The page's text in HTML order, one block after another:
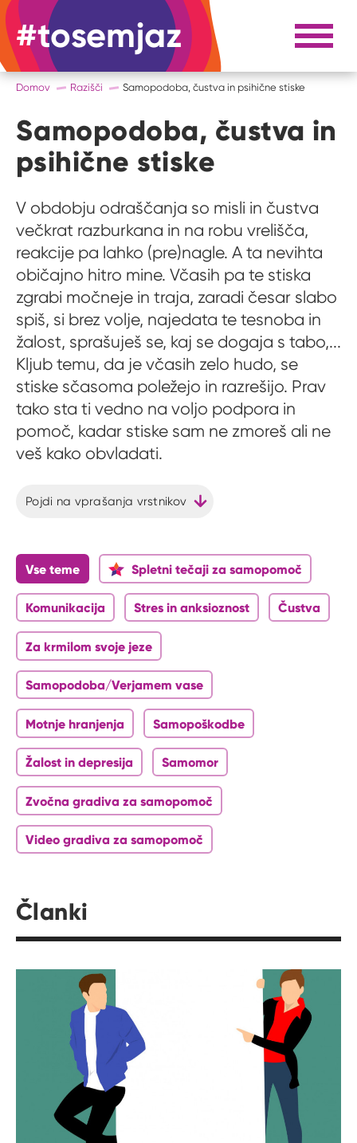
#tosemjaz #to sem jaz Razpri
Domov Razišči Samopodoba, čustva in psihične stiske
Samopodoba, čustva in
psihične stiske
V obdobju odraščanja so misli in čustva
večkrat razburkana in na robu vrelišča,
reakcije pa lahko (pre)nagle. A ta nevihta
običajno hitro mine. Včasih pa te stiska
zgrabi močneje in traja, zaradi česar slabo
spiš, si brez volje, najedata te tesnoba in
žalost, sprašuješ se, kaj se dogaja s tabo,...
Kljub temu, da je včasih zelo hudo, se
stiske sčasoma poležejo in razrešijo. Prav
tako sta ti vedno na voljo podpora in
pomoč, kadar stiske sam ne zmoreš ali ne
veš kako obvladati.
Pojdi na vprašanja vrstnikov
Vse teme Spletni tečaji za samopomoč
Komunikacija Stres in anksioznost Čustva
Za krmilom svoje jeze
Samopodoba/Verjamem vase
Motnje hranjenja Samopoškodbe
Žalost in depresija Samomor
Zvočna gradiva za samopomoč
Video gradiva za samopomoč
Članki